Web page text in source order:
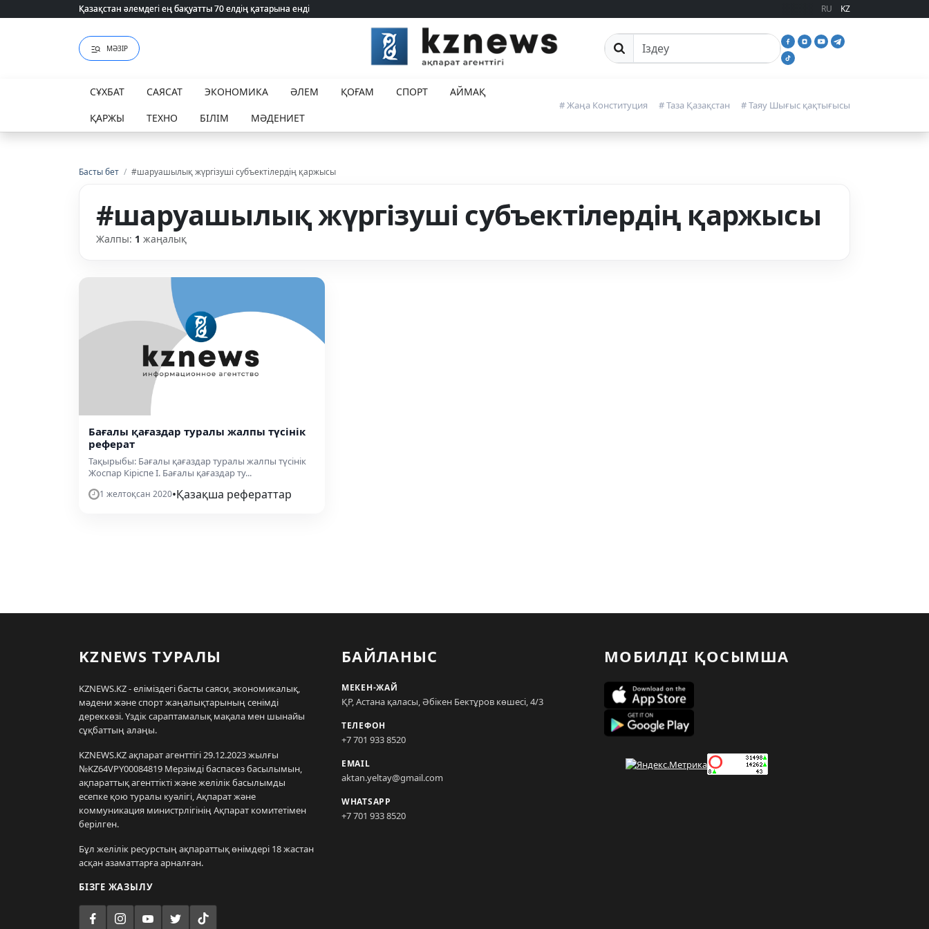
Қазақстан әлемдегі ең бақуатты 70 елдің қатарына енді
Қазақстан әлемдегі ең бақуатты 70 елдің қатарына енді RU KZ
МӘЗІР Сайттан іздеу
СҰХБАТ САЯСАТ ЭКОНОМИКА ӘЛЕМ ҚОҒАМ СПОРТ
АЙМАҚ
ҚАРЖЫ
ТЕХНО БІЛІМ МӘДЕНИЕТ
# Жаңа Конституция # Таза Қазақстан # Таяу Шығыс қақтығысы
Басты бет / #шаруашылық жүргізуші субъектілердің қаржысы
#шаруашылық жүргізуші субъектілердің қаржысы
Жалпы: 1 жаңалық
Бағалы қағаздар туралы жалпы түсінік
реферат
Тақырыбы: Бағалы қағаздар туралы жалпы түсінік
Жоспар Кіріспе I. Бағалы қағаздар ту...
1 желтоқсан 2020•Қазақша рефераттар
KZNEWS ТУРАЛЫ
KZNEWS.KZ - еліміздегі басты саяси, экономикалық,
мәдени және спорт жаңалықтарының сенімді
дереккөзі. Үздік сараптамалық мақала мен шынайы
сұқбаттың алаңы.
KZNEWS.KZ ақпарат агенттігі 29.12.2023 жылғы
№KZ64VPY00084819 Мерзімді баспасөз басылымын,
ақпараттық агенттікті және желілік басылымды
есепке қою туралы куәлігі, Ақпарат және
коммуникация министрлігінің Ақпарат комитетімен
берілген.
Бұл желілік ресурстың ақпараттық өнімдері 18 жастан
асқан азаматтарға арналған.
БІЗГЕ ЖАЗЫЛУ
БАЙЛАНЫС
МЕКЕН-ЖАЙ
ҚР, Астана қаласы, Әбікен Бектұров көшесі, 4/3
ТЕЛЕФОН
+7 701 933 8520
EMAIL
aktan.yeltay@gmail.com
WHATSAPP
+7 701 933 8520
МОБИЛДІ ҚОСЫМША